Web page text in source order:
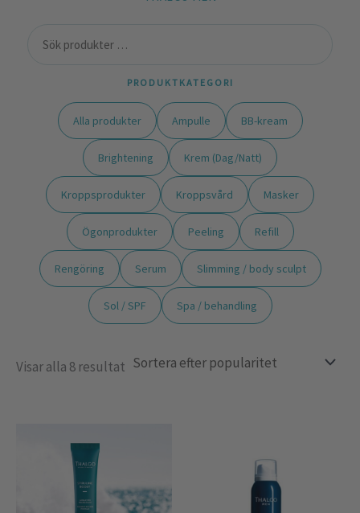
PRODUKTKATEGORI
Alla produkter Ampulle BB-kream
Brightening Krem (Dag/Natt)
Kroppsprodukter Kroppsvård Masker
Ögonprodukter Peeling Refill
Rengöring Serum Slimming / body sculpt
Sol / SPF Spa / behandling
Visar alla 8 resultat